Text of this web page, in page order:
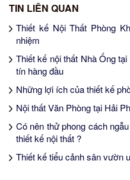
TIN LIÊN QUAN
Thiết kế Nội Thất Phòng
nhiệm
Thiết kế nội thất Nhà Ống
tín hàng đầu
Những lợi ích của thiết kế
Nội thất Văn Phòng tại Hải
Có nên thử phong cách
thiết kế nội thất ?
Thiết kế tiểu cảnh sân vườn